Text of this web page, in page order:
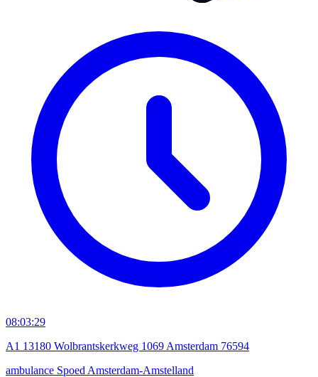
08:03:29
A1 13180 Wolbrantskerkweg 1069 Amsterdam 76594
ambulance Spoed Amsterdam-Amstelland